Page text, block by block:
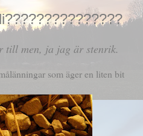
till men, ja jag är stenrik.
som äger en liten bit